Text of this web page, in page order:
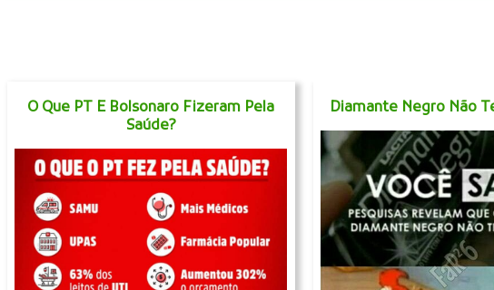
O Que PT E Bolsonaro Fizeram Pela
Saúde?
Diamante Negro Não